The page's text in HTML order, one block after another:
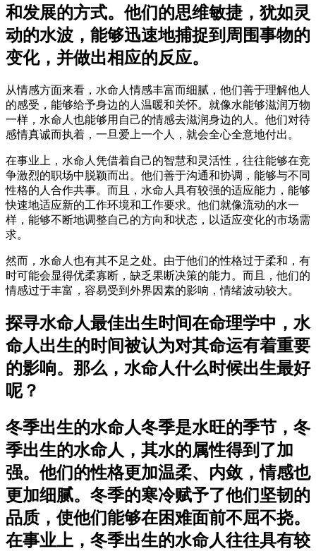
和发展的方式。他们的思维敏捷，犹如灵
动的水波，能够迅速地捕捉到周围事物的
变化，并做出相应的反应。
从情感方面来看，水命人情感丰富而细腻，他们善于理解他人
的感受，能够给予身边的人温暖和关怀。就像水能够滋润万物
一样，水命人也能够用自己的情感去滋润身边的人。他们对待
感情真诚而执着，一旦爱上一个人，就会全心全意地付出。
在事业上，水命人凭借着自己的智慧和灵活性，往往能够在竞
争激烈的职场中脱颖而出。他们善于沟通和协调，能够与不同
性格的人合作共事。而且，水命人具有较强的适应能力，能够
快速地适应新的工作环境和工作要求。他们就像流动的水一
样，能够不断地调整自己的方向和状态，以适应变化的市场需
求。
然而，水命人也有其不足之处。由于他们的性格过于柔和，有
时可能会显得优柔寡断，缺乏果断决策的能力。而且，他们的
情感过于丰富，容易受到外界因素的影响，情绪波动较大。
探寻水命人最佳出生时间在命理学中，水
命人出生的时间被认为对其命运有着重要
的影响。那么，水命人什么时候出生最好
呢？
冬季出生的水命人冬季是水旺的季节，冬
季出生的水命人，其水的属性得到了加
强。他们的性格更加温柔、内敛，情感也
更加细腻。冬季的寒冷赋予了他们坚韧的
品质，使他们能够在困难面前不屈不挠。
在事业上，冬季出生的水命人往往具有较